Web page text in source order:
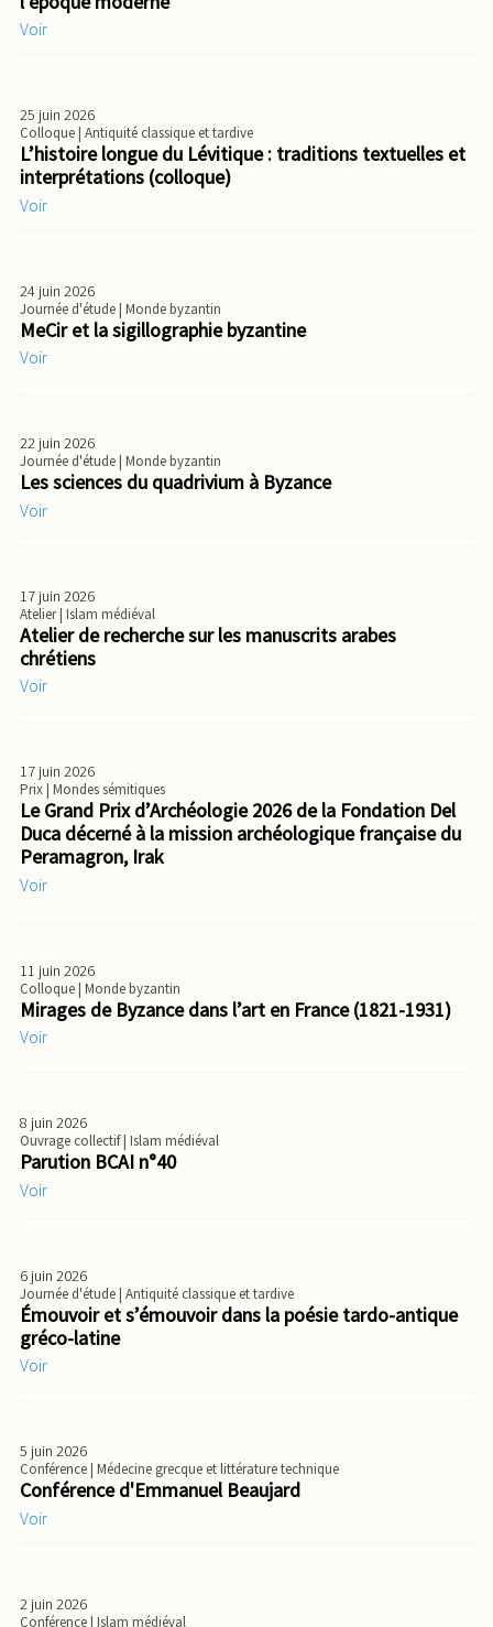
Voir
25 juin 2026
Colloque| Antiquité classique et tardive
L’histoire longue du Lévitique : traditions textuelles et
interprétations (colloque)
Voir
24 juin 2026
Journée d'étude| Monde byzantin
MeCir et la sigillographie byzantine
Voir
22 juin 2026
Journée d'étude| Monde byzantin
Les sciences du quadrivium à Byzance
Voir
17 juin 2026
Atelier| Islam médiéval
Atelier de recherche sur les manuscrits arabes
chrétiens
Voir
17 juin 2026
Prix| Mondes sémitiques
Le Grand Prix d’Archéologie 2026 de la Fondation Del
Duca décerné à la mission archéologique française du
Peramagron, Irak
Voir
11 juin 2026
Colloque| Monde byzantin
Mirages de Byzance dans l’art en France (1821-1931)
Voir
8 juin 2026
Ouvrage collectif| Islam médiéval
Parution BCAI n°40
Voir
6 juin 2026
Journée d'étude| Antiquité classique et tardive
Émouvoir et s’émouvoir dans la poésie tardo-antique
gréco-latine
Voir
5 juin 2026
Conférence| Médecine grecque et littérature technique
Conférence d'Emmanuel Beaujard
Voir
2 juin 2026
Conférence| Islam médiéval